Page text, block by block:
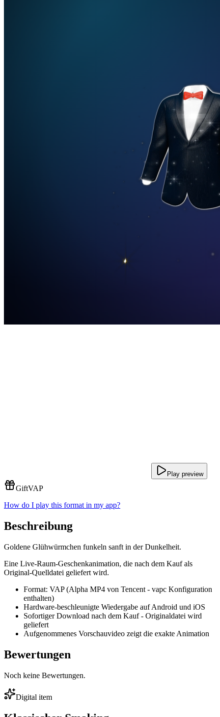
Play preview
GiftVAP
How do I play this format in my app?
Beschreibung
Goldene Glühwürmchen funkeln sanft in der Dunkelheit.
Eine Live-Raum-Geschenkanimation, die nach dem Kauf als
Original-Quelldatei geliefert wird.
Format: VAP (Alpha MP4 von Tencent - vapc Konfiguration
enthalten)
Hardware-beschleunigte Wiedergabe auf Android und iOS
Sofortiger Download nach dem Kauf - Originaldatei wird
geliefert
Aufgenommenes Vorschauvideo zeigt die exakte Animation
Bewertungen
Noch keine Bewertungen.
Digital item